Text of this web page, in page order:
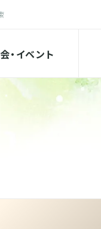
・イベント